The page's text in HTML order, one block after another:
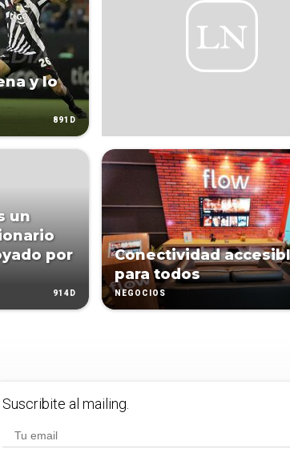
y lo
891D
un
por
914D
Conectividad
para todos
NEGOCIOS
Suscribite al mailing.